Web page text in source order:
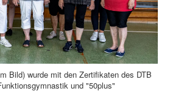
Bild) wurde mit den Zertifikaten des DTB
und "50plus"